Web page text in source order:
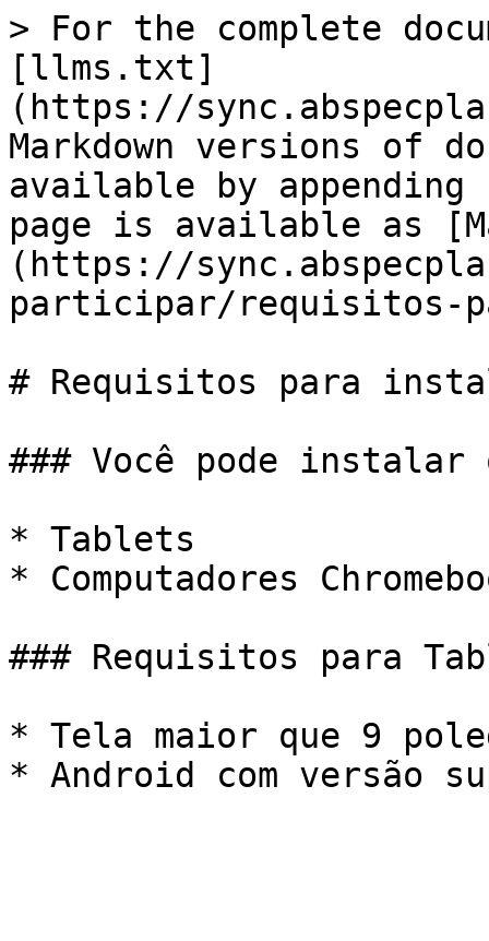
> For the complete
[llms.txt]
(https://
Markdown versions of
available by
page is available as
(https://
participar/requisitos-
# Requisitos para
### Você pode instalar o
* Tablets
* Computadores
### Requisitos para
* Tela maior que 9